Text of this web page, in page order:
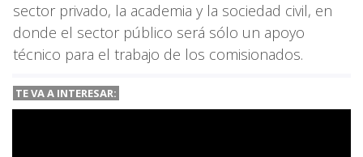
sector privado, la academia y la sociedad civil, en
donde el sector público será sólo un apoyo
técnico para el trabajo de los comisionados.
TE VA A INTERESAR: